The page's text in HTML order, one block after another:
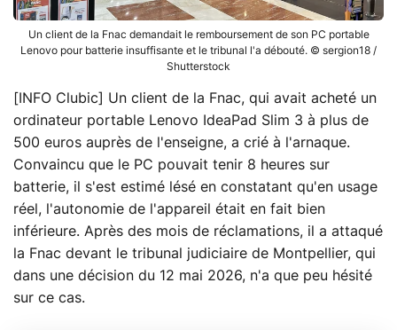
Un client de la Fnac demandait le remboursement de son PC portable
Lenovo pour batterie insuffisante et le tribunal l'a débouté. © sergion18 /
Shutterstock
[INFO Clubic] Un client de la Fnac, qui avait acheté un
ordinateur portable Lenovo IdeaPad Slim 3 à plus de
500 euros auprès de l'enseigne, a crié à l'arnaque.
Convaincu que le PC pouvait tenir 8 heures sur
batterie, il s'est estimé lésé en constatant qu'en usage
réel, l'autonomie de l'appareil était en fait bien
inférieure. Après des mois de réclamations, il a attaqué
la Fnac devant le tribunal judiciaire de Montpellier, qui
dans une décision du 12 mai 2026, n'a que peu hésité
sur ce cas.